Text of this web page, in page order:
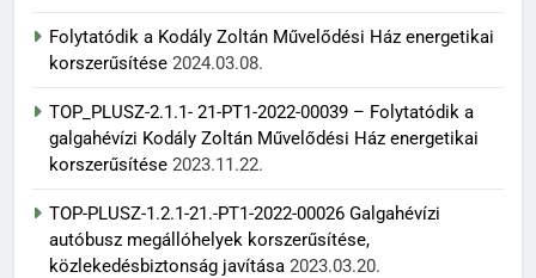
Folytatódik a Kodály Zoltán Művelődési Ház energetikai
korszerűsítése 2024.03.08.
TOP_PLUSZ-2.1.1- 21-PT1-2022-00039 – Folytatódik a
galgahévízi Kodály Zoltán Művelődési Ház energetikai
korszerűsítése 2023.11.22.
TOP-PLUSZ-1.2.1-21.-PT1-2022-00026 Galgahévízi
autóbusz megállóhelyek korszerűsítése,
közlekedésbiztonság javítása 2023.03.20.